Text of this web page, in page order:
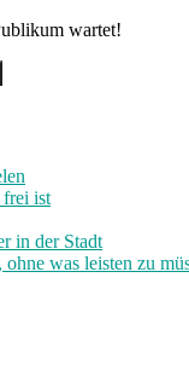
wartet!
frei ist
in der Stadt
was leisten zu